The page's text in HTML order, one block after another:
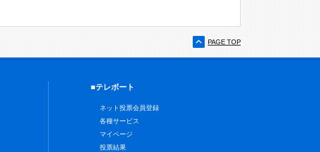
PAGE TOP
■テレボート
ネット投票会員登録
各種サービス
マイページ
投票結果